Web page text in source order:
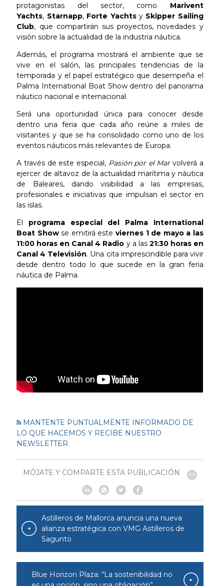
protagonistas del sector, como Marivent
Yachts, Starnapp, Forte Yachtsy Skipper Sailing
Club, que compartirán sus proyectos, novedades y
visión sobre la actualidad de la industria náutica.
Además, el programa mostrará el ambiente que se
vive en el salón, las principales tendencias de la
temporada y el papel estratégico que desempeña el
Palma International Boat Show dentro del panorama
náutico nacional e internacional.
Será una oportunidad única para conocer desde
dentro una feria que cada año reúne a miles de
visitantes y que se ha consolidado como uno de los
eventos náuticos más relevantes de Europa.
A través de este especial, Pasión por el Marvolverá a
ejercer de altavoz de la actualidad marítima y náutica
de Baleares, dando visibilidad a las empresas,
profesionales e iniciativas que impulsan el sector en
las islas.
El programa especial del Palma International
Boat Showse emitirá esteviernes 1 de mayo a las
11:00 horas en Canal 4 Radio y a las 21:30 horas en
Canal 4 Televisión. Una cita imprescindible para vivir
desde dentro todo lo que sucede en la gran feria
náutica de Palma.
MANTENTE PUNTUALMENTE INFORMADO DE
LO QUE HACEMOS Y RECIBE NUESTRO
NEWSLETTER.
MÓJATE Y COMPARTE ESTA PUBLICACIÓN
Astilleros de Mallorca anuncia una nueva
alianza estratégica con VMG Astilleros de
Sagunto
Blue Horizon Plaza: “La sostenibilidad no